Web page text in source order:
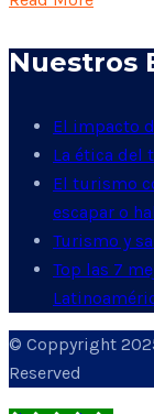
Nuestros
El impacto
La ética del
El turismo
escapar o
Turismo y
Top las 7
© Coppyright
Reserved